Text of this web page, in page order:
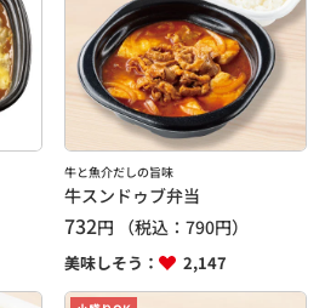
牛と魚介だしの旨味
牛スンドゥブ弁当
732円 （税込：790円）
美味しそう： 2,147